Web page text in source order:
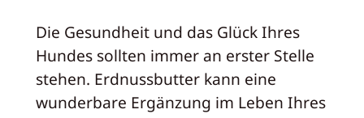
Die Gesundheit und das Glück Ihres
Hundes sollten immer an erster Stelle
stehen. Erdnussbutter kann eine
wunderbare Ergänzung im Leben Ihres